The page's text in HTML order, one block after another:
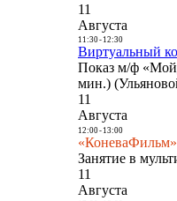
11
Августа
11:30- 12:30
Виртуальный
Показ м/ф
мин.)
11
Августа
12:00- 13:00
Занятие в
11
Августа